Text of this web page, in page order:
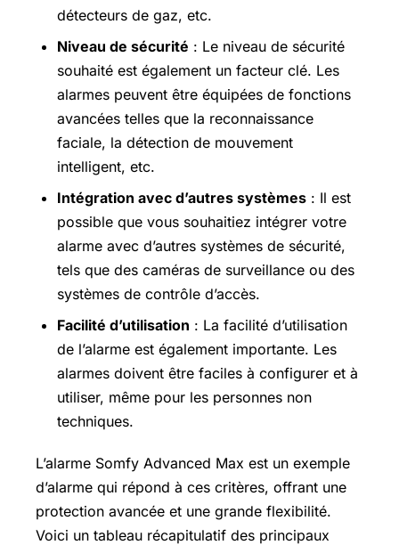
détecteurs de gaz, etc.
Niveau de sécurité : Le niveau de sécurité
souhaité est également un facteur clé. Les
alarmes peuvent être équipées de fonctions
avancées telles que la reconnaissance
faciale, la détection de mouvement
intelligent, etc.
Intégration avec d’autres systèmes : Il est
possible que vous souhaitiez intégrer votre
alarme avec d’autres systèmes de sécurité,
tels que des caméras de surveillance ou des
systèmes de contrôle d’accès.
Facilité d’utilisation : La facilité d’utilisation
de l’alarme est également importante. Les
alarmes doivent être faciles à configurer et à
utiliser, même pour les personnes non
techniques.
L’alarme Somfy Advanced Max est un exemple
d’alarme qui répond à ces critères, offrant une
protection avancée et une grande flexibilité.
Voici un tableau récapitulatif des principaux